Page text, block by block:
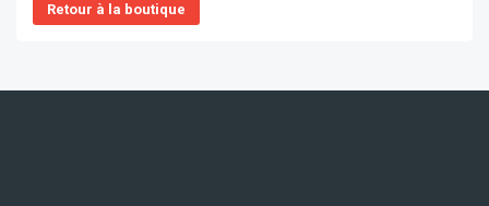
Retour à la boutique